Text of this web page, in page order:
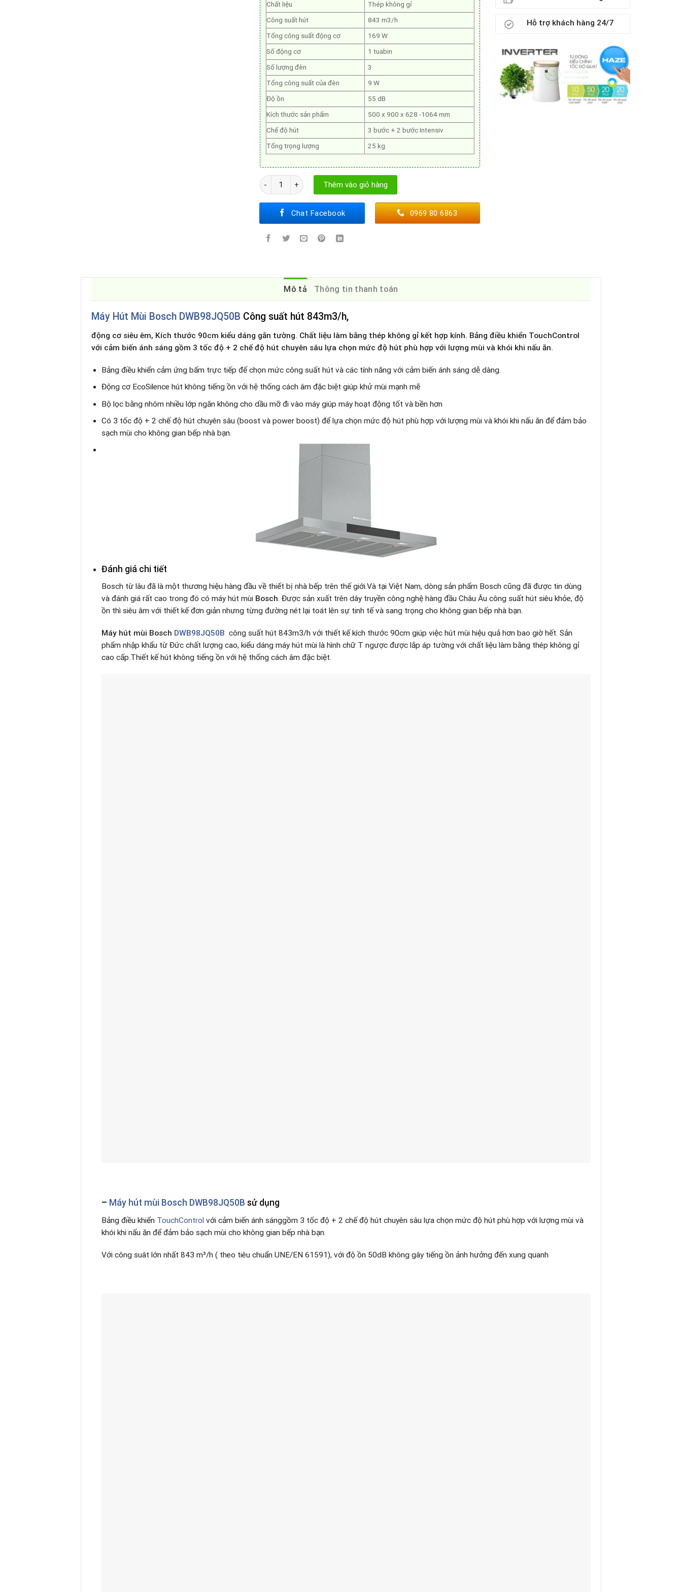
Chất liệu
Thép không gỉ
Công suất hút
843 m3/h
Tổng công suất động cơ
169 W
Số động cơ
1 tuabin
Số lượng đèn
3
Tổng công suất của đèn
9 W
Độ ồn
55 dB
Kích thước sản phẩm
500 x 900 x 628 -1064 mm
Chế độ hút
3 bước + 2 bước Intensiv
Tổng trọng lượng
25 kg
Máy Hút Mùi Bosch DWB98JQ50B số lượng
Thêm vào giỏ hàng
Chat Facebook 0969 80 6863
Hỗ trợ khách hàng 24/7
Mô tả Thông tin thanh toán
Máy Hút Mùi Bosch DWB98JQ50B Công suất hút 843m3/h,
động cơ siêu êm, Kích thước 90cm kiểu dáng gắn tường. Chất liệu làm bằng thép không gỉ kết hợp kính. Bảng điều khiển TouchControl
với cảm biến ánh sáng gồm 3 tốc độ + 2 chế độ hút chuyên sâu lựa chọn mức độ hút phù hợp với lượng mùi và khói khi nấu ăn.
Bảng điều khiển cảm ứng bấm trực tiếp để chọn mức công suất hút và các tính năng với cảm biến ánh sáng dễ dàng.
Động cơ EcoSilence hút không tiếng ồn với hệ thống cách âm đặc biệt giúp khử mùi mạnh mẽ
Bộ lọc bằng nhôm nhiều lớp ngăn không cho dầu mỡ đi vào máy giúp máy hoạt động tốt và bền hơn
Có 3 tốc độ + 2 chế độ hút chuyên sâu (boost và power boost) để lựa chọn mức độ hút phù hợp với lượng mùi và khói khi nấu ăn để đảm bảo
sạch mùi cho không gian bếp nhà bạn.
Đánh giá chi tiết
Bosch từ lâu đã là một thương hiệu hàng đầu về thiết bị nhà bếp trên thế giới.Và tại Việt Nam, dòng sản phẩm Bosch cũng đã được tin dùng
và đánh giá rất cao trong đó có máy hút mùi Bosch. Được sản xuất trên dây truyền công nghệ hàng đầu Châu Âu công suất hút siêu khỏe, độ
ồn thì siêu âm với thiết kế đơn giản nhưng từng đường nét lại toát lên sự tinh tế và sang trọng cho không gian bếp nhà bạn.
Máy hút mùi Bosch DWB98JQ50B công suất hút 843m3/h với thiết kế kích thước 90cm giúp việc hút mùi hiệu quả hơn bao giờ hết. Sản
phẩm nhập khẩu từ Đức chất lượng cao, kiểu dáng máy hút mùi là hình chữ T ngược được lắp áp tường với chất liệu làm bằng thép không gỉ
cao cấp.Thiết kế hút không tiếng ồn với hệ thống cách âm đặc biệt.
– Máy hút mùi Bosch DWB98JQ50B sử dụng
Bảng điều khiển TouchControl với cảm biến ánh sánggồm 3 tốc độ + 2 chế độ hút chuyên sâu lựa chọn mức độ hút phù hợp với lượng mùi và
khói khi nấu ăn để đảm bảo sạch mùi cho không gian bếp nhà bạn.
Với công suât lớn nhất 843 m³/h ( theo tiêu chuẩn UNE/EN 61591), với độ ồn 50dB không gây tiếng ồn ảnh hưởng đến xung quanh